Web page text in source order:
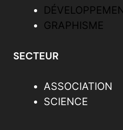
GRAPHISME
SECTEUR
ASSOCIATION
SCIENCE